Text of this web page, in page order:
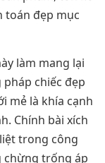
toán đẹp mục
làm mang lại
chiếc đẹp
mẻ là khía cạnh
Chính bài xích
trong công
chừng trống áp